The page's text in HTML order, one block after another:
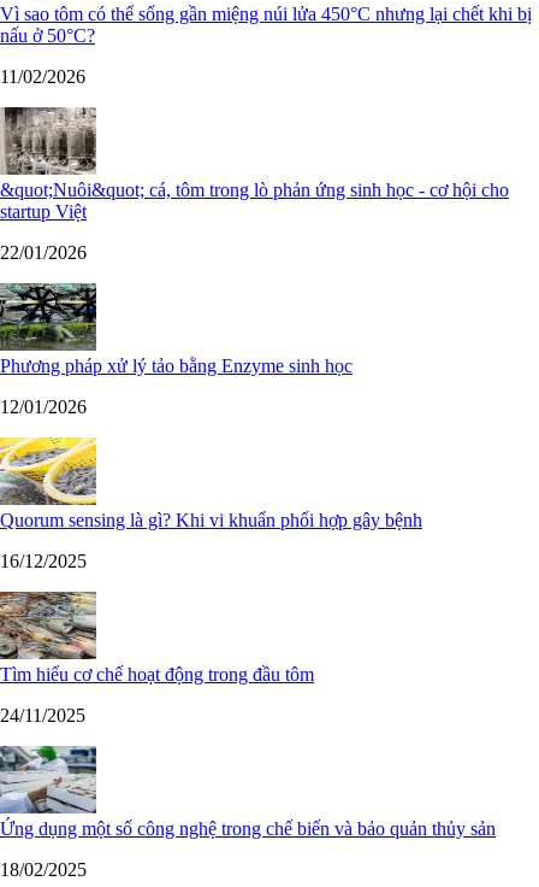
Vì sao tôm có thể sống gần miệng núi lửa 450°C nhưng lại chết khi bị
nấu ở 50°C?
11/02/2026
&quot;Nuôi&quot; cá, tôm trong lò phản ứng sinh học - cơ hội cho
startup Việt
22/01/2026
Phương pháp xử lý tảo bằng Enzyme sinh học
12/01/2026
Quorum sensing là gì? Khi vi khuẩn phối hợp gây bệnh
16/12/2025
Tìm hiểu cơ chế hoạt động trong đầu tôm
24/11/2025
Ứng dụng một số công nghệ trong chế biến và bảo quản thủy sản
18/02/2025